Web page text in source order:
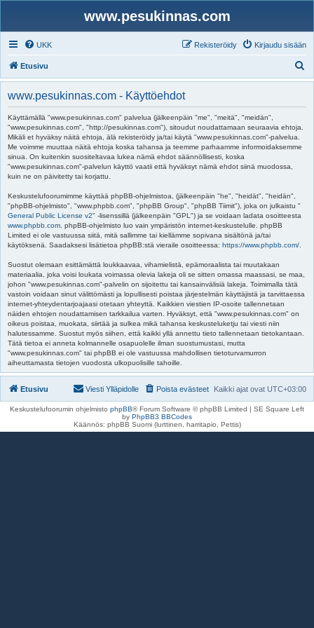
www.pesukinnas.com
UKK Kirjaudu sisään
Rekisteröidy
Etusivu
t
www.pesukinnas.com - Käyttöehdot
Käyttämällä "www.pesukinnas.com" palvelua (jälkeenpäin "me", "meitä", "meidän",
"www.pesukinnas.com", "http://pesukinnas.com"), sitoudut noudattamaan seuraavia ehtoja.
Mikäli et hyväksy näitä ehtoja, älä rekisteröidy ja/tai käytä "www.pesukinnas.com"-palvelua.
Me voimme muuttaa näitä ehtoja koska tahansa ja teemme parhaamme informoidaksemme
sinua. On kuitenkin suositeltavaa lukea nämä ehdot säännöllisesti, koska
"www.pesukinnas.com"-palvelun käyttö vaatii että hyväksyt nämä ehdot siinä muodossa,
kuin ne on päivitetty tai korjattu.
Keskustelufoorumimme käyttää phpBB-ohjelmistoa, (jälkeenpäin "he", "heidät", "heidän",
"phpBB-ohjelmisto", "www.phpbb.com", "phpBB Group", "phpBB Tiimit"), joka on julkaistu "
General Public License v2" -lisenssillä (jälkeenpäin "GPL") ja se voidaan ladata osoitteesta
www.phpbb.com . phpBB-ohjelmisto luo vain ympäristön internet-keskustelulle. phpBB
Limited ei ole vastuussa siitä, mitä sallimme tai kiellämme sopivana sisältönä ja/tai
käytöksenä. Saadaksesi lisätietoa phpBB:stä vieraile osoitteessa: https://www.phpbb.com/
Suostut olemaan esittämättä loukkaavaa, vihamielistä, epämoraalista tai muutakaan
materiaalia, joka voisi loukata voimassa olevia lakeja oli se sitten omassa maassasi, se maa,
johon "www.pesukinnas.com"-palvelin on sijoitettu tai kansainvälisiä lakeja. Toimimalla tätä
vastoin voidaan sinut välittömästi ja lopullisesti poistaa järjestelmän käyttäjistä ja tarvittaessa
internet-yhteydentarjoajaasi otetaan yhteyttä. Kaikkien viestien IP-osoite tallennetaan
näiden ehtojen noudattamisen tarkkailua varten. Hyväksyt, että "www.pesukinnas.com" on
oikeus poistaa, muokata, siirtää ja sulkea mikä tahansa keskusteluketju tai viesti niin
halutessamme. Suostut myös siihen, että kaikki yllä annettu tieto tallennetaan tietokantaan.
Tätä tietoa ei anneta kolmannelle osapuolelle ilman suostumustasi, mutta
"www.pesukinnas.com" tai phpBB ei ole vastuussa mahdollisen tietoturvamurron
aiheuttamasta tietojen vuodosta ulkopuolisille tahoille.
Etusivu Kaikki ajat ovat UTC+03:00
Poista evästeet
Viesti Ylläpidolle
Keskustelufoorumin ohjelmisto phpBB® Forum Software © phpBB Limited | SE Square Left
by PhpBB3 BBCodes
Käännös: phpBB Suomi (lurttinen, harritapio, Pettis)